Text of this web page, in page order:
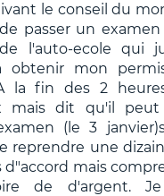
le conseil du
passer un examen
l'auto-ecole qui
obtenir mon
la fin des 2
mais dit qu'il peut
(le 3
reprendre une
d"accord mais
de d'argent.